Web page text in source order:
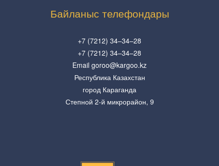
Байланыс телефондары
+7 (7212) 34–34–28
+7 (7212) 34–34–28
Email goroo@kargoo.kz
Республика Казахстан
город Караганда
Степной 2-й микрорайон, 9